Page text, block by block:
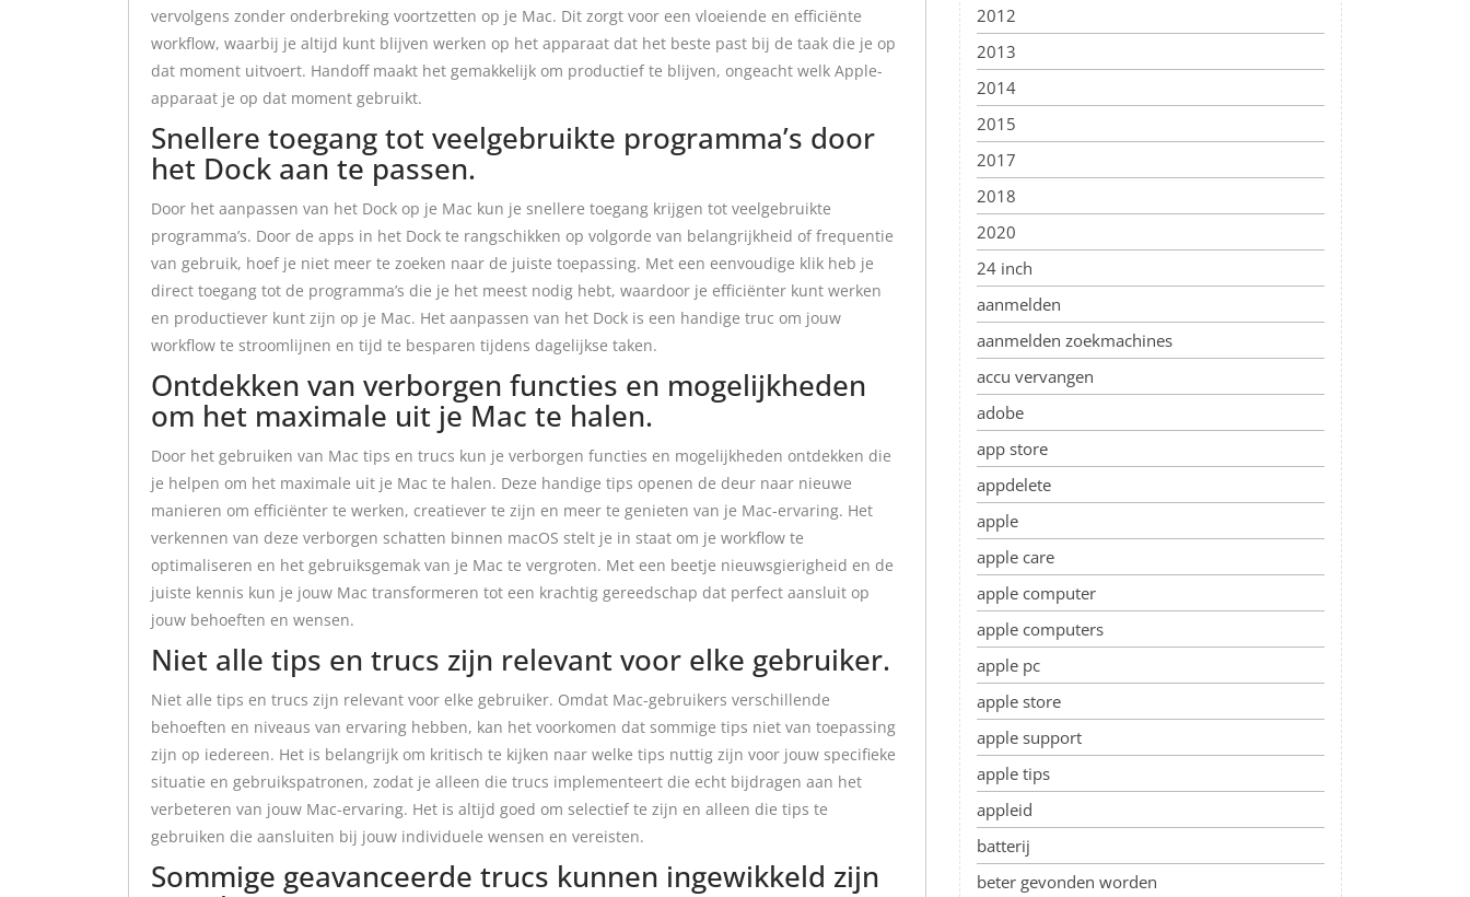
vervolgens zonder onderbreking voortzetten op je Mac. Dit zorgt voor een vloeiende en efficiënte
workflow, waarbij je altijd kunt blijven werken op het apparaat dat het beste past bij de taak die je op
dat moment uitvoert. Handoff maakt het gemakkelijk om productief te blijven, ongeacht welk Apple-
apparaat je op dat moment gebruikt.
Snellere toegang tot veelgebruikte programma’s door
het Dock aan te passen.
Door het aanpassen van het Dock op je Mac kun je snellere toegang krijgen tot veelgebruikte
programma’s. Door de apps in het Dock te rangschikken op volgorde van belangrijkheid of frequentie
van gebruik, hoef je niet meer te zoeken naar de juiste toepassing. Met een eenvoudige klik heb je
direct toegang tot de programma’s die je het meest nodig hebt, waardoor je efficiënter kunt werken
en productiever kunt zijn op je Mac. Het aanpassen van het Dock is een handige truc om jouw
workflow te stroomlijnen en tijd te besparen tijdens dagelijkse taken.
Ontdekken van verborgen functies en mogelijkheden
om het maximale uit je Mac te halen.
Door het gebruiken van Mac tips en trucs kun je verborgen functies en mogelijkheden ontdekken die
je helpen om het maximale uit je Mac te halen. Deze handige tips openen de deur naar nieuwe
manieren om efficiënter te werken, creatiever te zijn en meer te genieten van je Mac-ervaring. Het
verkennen van deze verborgen schatten binnen macOS stelt je in staat om je workflow te
optimaliseren en het gebruiksgemak van je Mac te vergroten. Met een beetje nieuwsgierigheid en de
juiste kennis kun je jouw Mac transformeren tot een krachtig gereedschap dat perfect aansluit op
jouw behoeften en wensen.
Niet alle tips en trucs zijn relevant voor elke gebruiker.
Niet alle tips en trucs zijn relevant voor elke gebruiker. Omdat Mac-gebruikers verschillende
behoeften en niveaus van ervaring hebben, kan het voorkomen dat sommige tips niet van toepassing
zijn op iedereen. Het is belangrijk om kritisch te kijken naar welke tips nuttig zijn voor jouw specifieke
situatie en gebruikspatronen, zodat je alleen die trucs implementeert die echt bijdragen aan het
verbeteren van jouw Mac-ervaring. Het is altijd goed om selectief te zijn en alleen die tips te
gebruiken die aansluiten bij jouw individuele wensen en vereisten.
Sommige geavanceerde trucs kunnen ingewikkeld zijn
2012
2013
2014
2015
2017
2018
2020
24 inch
aanmelden
aanmelden zoekmachines
accu vervangen
adobe
app store
appdelete
apple
apple care
apple computer
apple computers
apple pc
apple store
apple support
apple tips
appleid
batterij
beter gevonden worden